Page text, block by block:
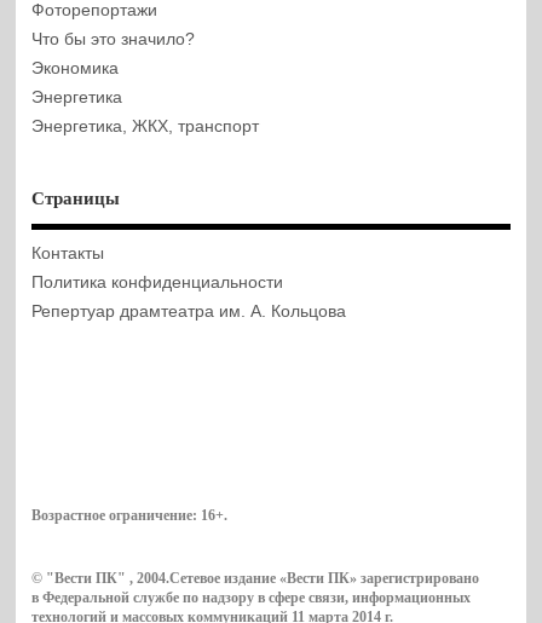
Фоторепортажи
Что бы это значило?
Экономика
Энергетика
Энергетика, ЖКХ, транспорт
Страницы
Контакты
Политика конфиденциальности
Репертуар драмтеатра им. А. Кольцова
Возрастное ограничение: 16+.
© "Вести ПК" , 2004.Сетевое издание «Вести ПК» зарегистрировано
в Федеральной службе по надзору в сфере связи, информационных
технологий и массовых коммуникаций 11 марта 2014 г.